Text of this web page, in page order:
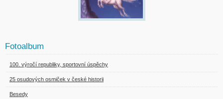
Fotoalbum
100. výročí republiky, sportovní úspěchy
25 osudových osmiček v české historii
Besedy